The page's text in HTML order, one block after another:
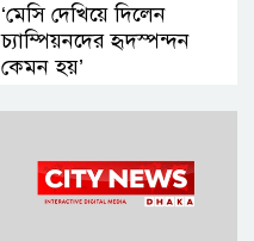
‘মেসি দেখিয়ে দিলেন
চ্যাম্পিয়নদের হৃদস্পন্দন
কেমন হয়’